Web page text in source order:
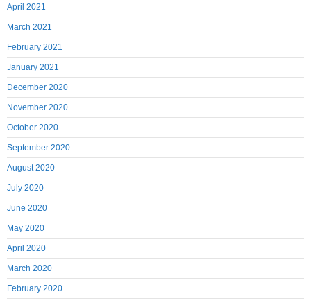
April 2021
March 2021
February 2021
January 2021
December 2020
November 2020
October 2020
September 2020
August 2020
July 2020
June 2020
May 2020
April 2020
March 2020
February 2020